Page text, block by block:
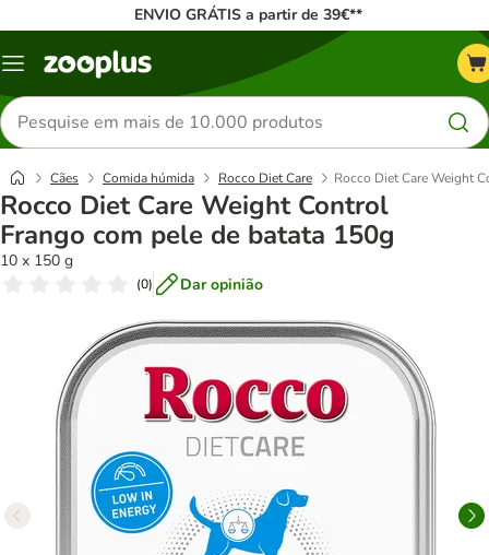
ENVIO GRÁTIS a partir de 39€**
Menu
Pesquisar
produtos
Cães Comida húmida Rocco Diet Care Rocco Diet Care Weight
Rocco Diet Care Weight Control
Frango com pele de batata 150g
10 x 150 g
(0) Dar opinião